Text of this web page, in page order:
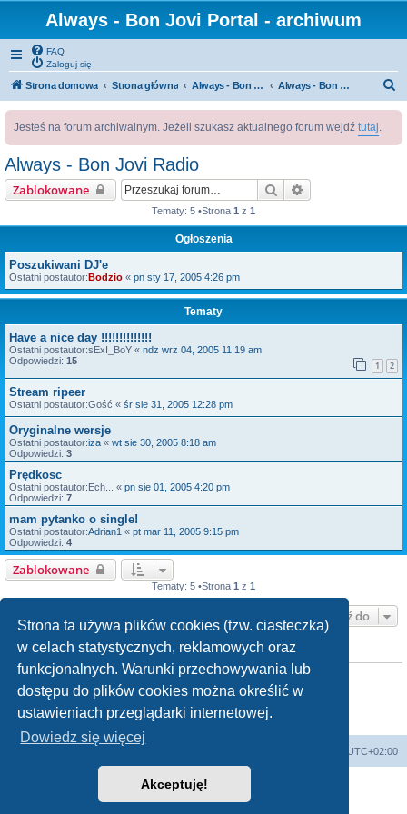
Strona ta używa plików cookies (tzw. ciasteczka)
w celach statystycznych, reklamowych oraz
funkcjonalnych. Warunki przechowywania lub
dostępu do plików cookies można określić w
ustawieniach przeglądarki internetowej.
Dowiedz się więcej
Akceptuję!
Always - Bon Jovi Portal - archiwum
FAQ
Zaloguj się
Strona domowa Strona główna Always - Bon Jovi Portal Always - Bon Jovi Radio
Jesteś na forum archiwalnym. Jeżeli szukasz aktualnego forum wejdź tutaj.
Always - Bon Jovi Radio
Zablokowane Szukaj
Tematy: 5 •Strona 1 z 1
Ogłoszenia
Poszukiwani DJ'e
Ostatni postautor:Bodzio « pn sty 17, 2005 4:26 pm
Tematy
Have a nice day !!!!!!!!!!!!!!
Ostatni postautor:sExI_BoY « ndz wrz 04, 2005 11:19 am
Odpowiedzi: 15 1 2
Stream ripeer
Ostatni postautor:Gość « śr sie 31, 2005 12:28 pm
Oryginalne wersje
Ostatni postautor:iza « wt sie 30, 2005 8:18 am
Odpowiedzi: 3
Prędkosc
Ostatni postautor:Ech... « pn sie 01, 2005 4:20 pm
Odpowiedzi: 7
mam pytanko o single!
Ostatni postautor:Adrian1 « pt mar 11, 2005 9:15 pm
Odpowiedzi: 4
Zablokowane
Tematy: 5 •Strona 1 z 1
Przejdź do
TWOJE UPRAWNIENIA NA TYM FORUM
Nie możesztworzyć nowych tematów
Nie możesz
odpowiadać w tematach
Nie możeszzmieniać swoich postów
Nie możeszusuwać swoich postów
dodawać załączników
UTC+02:00
Technologię dostarczaphpBB® Forum Software © phpBB Limited
Polski pakiet językowy dostarcza